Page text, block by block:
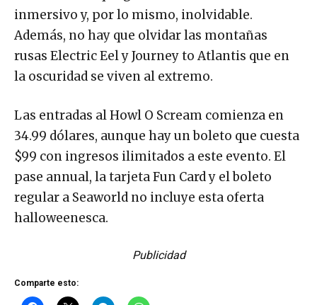
inmersivo y, por lo mismo, inolvidable.
Además, no hay que olvidar las montañas
rusas Electric Eel y Journey to Atlantis que en
la oscuridad se viven al extremo.
Las entradas al Howl O Scream comienza en
34.99 dólares, aunque hay un boleto que cuesta
$99 con ingresos ilimitados a este evento. El
pase annual, la tarjeta Fun Card y el boleto
regular a Seaworld no incluye esta oferta
halloweenesca.
Publicidad
Comparte esto: